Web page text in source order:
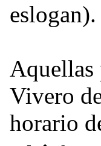
eslogan).
Aquellas
Vivero
horario